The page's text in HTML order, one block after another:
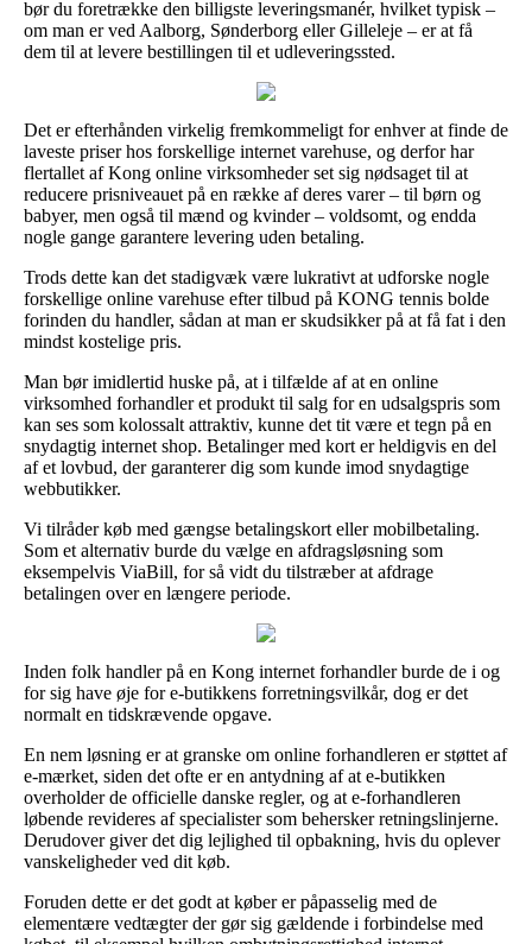
bør du foretrække den billigste leveringsmanér, hvilket typisk –
om man er ved Aalborg, Sønderborg eller Gilleleje – er at få
dem til at levere bestillingen til et udleveringssted.
Det er efterhånden virkelig fremkommeligt for enhver at finde de
laveste priser hos forskellige internet varehuse, og derfor har
flertallet af Kong online virksomheder set sig nødsaget til at
reducere prisniveauet på en række af deres varer – til børn og
babyer, men også til mænd og kvinder – voldsomt, og endda
nogle gange garantere levering uden betaling.
Trods dette kan det stadigvæk være lukrativt at udforske nogle
forskellige online varehuse efter tilbud på KONG tennis bolde
forinden du handler, sådan at man er skudsikker på at få fat i den
mindst kostelige pris.
Man bør imidlertid huske på, at i tilfælde af at en online
virksomhed forhandler et produkt til salg for en udsalgspris som
kan ses som kolossalt attraktiv, kunne det tit være et tegn på en
snydagtig internet shop. Betalinger med kort er heldigvis en del
af et lovbud, der garanterer dig som kunde imod snydagtige
webbutikker.
Vi tilråder køb med gængse betalingskort eller mobilbetaling.
Som et alternativ burde du vælge en afdragsløsning som
eksempelvis ViaBill, for så vidt du tilstræber at afdrage
betalingen over en længere periode.
Inden folk handler på en Kong internet forhandler burde de i og
for sig have øje for e-butikkens forretningsvilkår, dog er det
normalt en tidskrævende opgave.
En nem løsning er at granske om online forhandleren er støttet af
e-mærket, siden det ofte er en antydning af at e-butikken
overholder de officielle danske regler, og at e-forhandleren
løbende revideres af specialister som behersker retningslinjerne.
Derudover giver det dig lejlighed til opbakning, hvis du oplever
vanskeligheder ved dit køb.
Foruden dette er det godt at køber er påpasselig med de
elementære vedtægter der gør sig gældende i forbindelse med